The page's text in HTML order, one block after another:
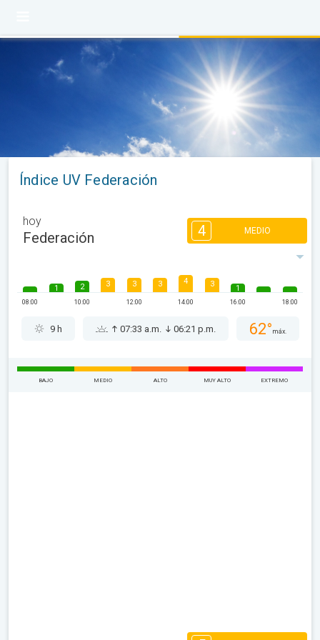
Índice UV Federación
hoy
Federación 4 MEDIO
08:00
1 2
10:00
3 3
12:00
3 4
14:00
3 1
16:00 18:00
9 h 07:33 a.m. 06:21 p.m. 62° máx.
BAJO MEDIO ALTO MUY ALTO EXTREMO